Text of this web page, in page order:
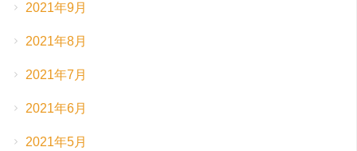
2021年9月
2021年8月
2021年7月
2021年6月
2021年5月